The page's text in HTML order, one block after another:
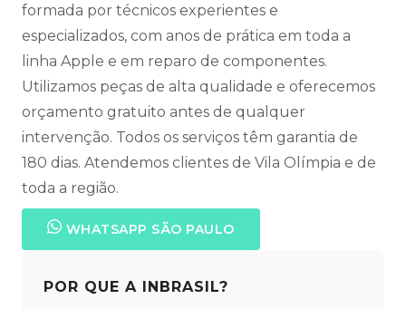
formada por técnicos experientes e
especializados, com anos de prática em toda a
linha Apple e em reparo de componentes.
Utilizamos peças de alta qualidade e oferecemos
orçamento gratuito antes de qualquer
intervenção. Todos os serviços têm garantia de
180 dias. Atendemos clientes de Vila Olímpia e de
toda a região.
WHATSAPP SÃO PAULO
POR QUE A INBRASIL?